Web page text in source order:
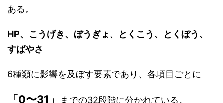
ある。
HP、こうげき、ぼうぎょ、とくこう、とくぼう、
すばやさ
6種類に影響を及ぼす要素であり、各項目ごとに
「0〜31」 までの32段階に分かれている。